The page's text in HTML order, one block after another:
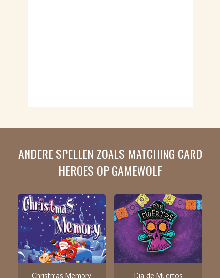
ANDERE SPELLEN ZOALS MATCHING CARD
HEROES OP GAMEWOLF
Christmas Memory Dia de Muertos